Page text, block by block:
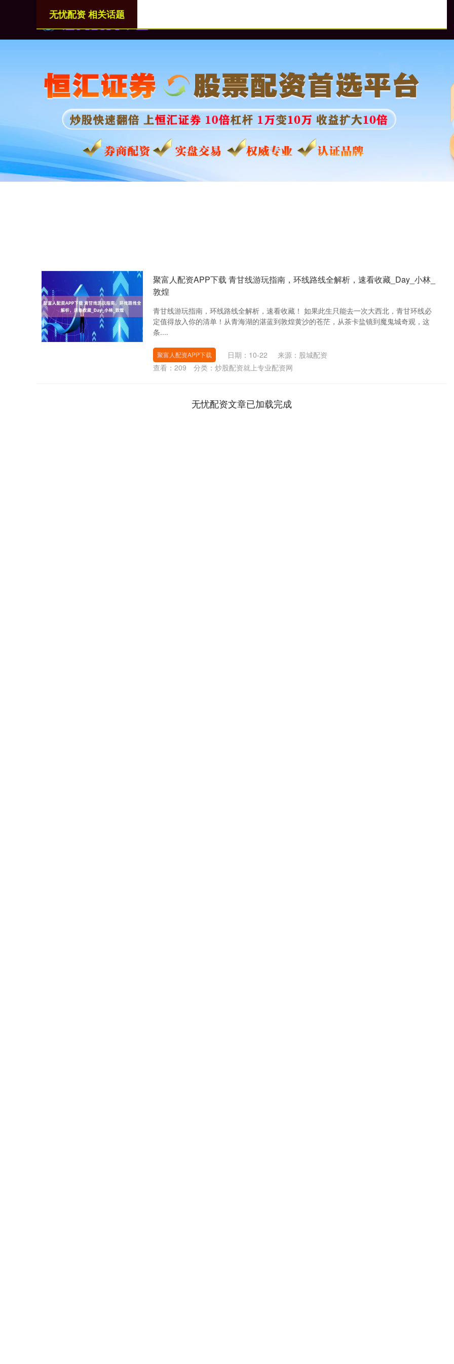
无忧配资 相关话题
聚富人配资APP下载 青甘线游玩指南，环线路线全解析，速看收藏_Day_小林_
敦煌
青甘线游玩指南，环线路线全解析，速看收藏！ 如果此生只能去一次大西北，青甘环线必
定值得放入你的清单！从青海湖的湛蓝到敦煌黄沙的苍茫，从茶卡盐镜到魔鬼城奇观，这
条....
聚富人配资APP下载 日期：10-22
来源：股城配资
查看： 209 分类： 炒股配资就上专业配资网
无忧配资文章已加载完成